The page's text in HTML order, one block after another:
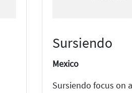
Sursiendo
Mexico
Sursiendo focus on a